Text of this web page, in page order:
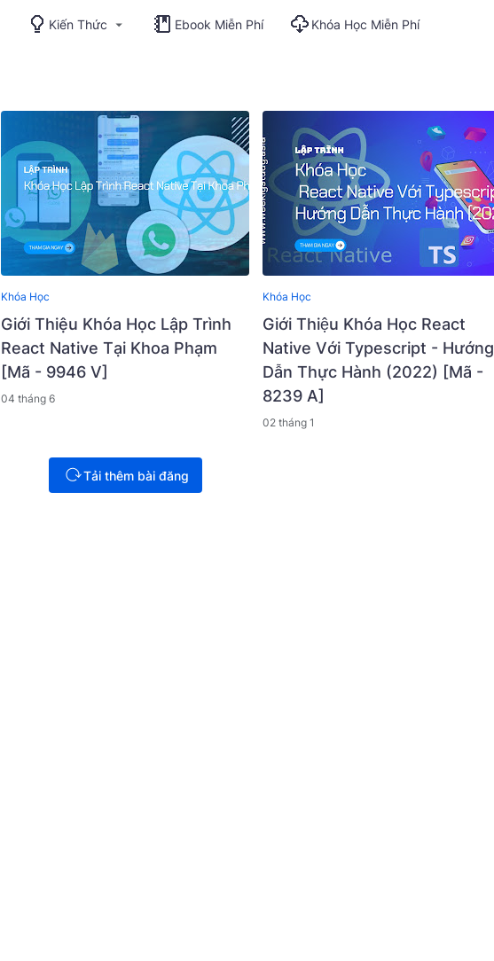
Kiến Thức Ebook Miễn Phí Khóa Học Miễn Phí
Khóa Học
Giới Thiệu Khóa Học Lập Trình
React Native Tại Khoa Phạm
[Mã - 9946 V]
04 tháng 6
Khóa Học
Giới Thiệu Khóa Học React
Native Với Typescript - Hướng
Dẫn Thực Hành (2022) [Mã -
8239 A]
02 tháng 1
Tải thêm bài đăng